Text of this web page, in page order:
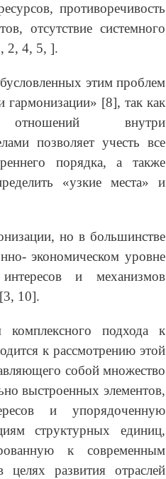
противоречивость
отсутствие системного
2, 4, 5, ].
этим проблем
гармонизации» [8], так как
отношений внутри
позволяет учесть все
порядка, а также
«узкие места» и
но в большинстве
экономическом уровне
и механизмов
10].
подхода к
к рассмотрению этой
собой множество
выстроенных элементов,
и упорядоченную
структурных единиц,
к современным
развития отраслей